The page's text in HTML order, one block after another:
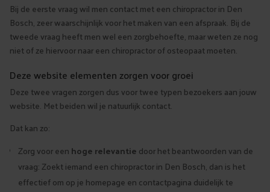
Bij de eerste vraag wil men contact met een chiropractor in Den
Bosch, zeer waarschijnlijk voor het maken van een afspraak. Bij de
tweede vraag heeft men wel een zorgbehoefte, maar weten ze nog
niet of ze hiervoor naar een chiropractor of osteopaat moeten.
Deze website elementen zorgen voor groei
Deze twee vragen zorgen dus voor twee typen bezoekers aan jouw
website. Met beiden wil je natuurlijk contact.
Dat kan zo:
Zorg voor een hoge relevantie door het beantwoorden van de
vraag: Zoekt iemand een chiropractor in Den Bosch, dan is het
effectief om op je homepage en contactpagina duidelijk te